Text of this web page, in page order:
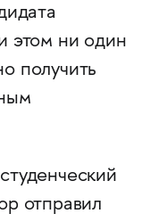
этом ни один
получить
отправил